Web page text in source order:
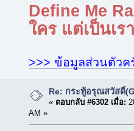
Define Me
ใคร แต่เป็นเ
>>> ข้อมูลส่วนตัวค
Re: กระทู้อรุณสวัสดิ์
« ตอบกลับ #6302 เมื่อ:
AM »